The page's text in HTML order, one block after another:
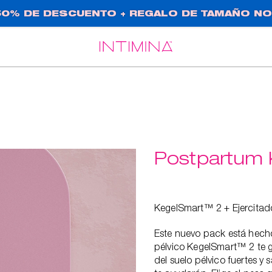
DE DESCUENTO + REGALO DE TAMAÑO
Postpartum
KegelSmart™ 2 +
Este nuevo pack está
pélvico KegelSmart™ 2 te
del suelo pélvico fuertes y